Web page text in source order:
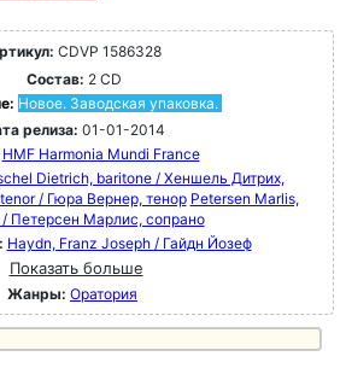
CDVP 1586328
Состав: 2 CD
Новое. Заводская упаковка.
релиза: 01-01-2014
HMF Harmonia Mundi France
Dietrich, baritone / Хеншель Дитрих,
/ Гюра Вернер, тенор Petersen Marlis,
/ Петерсен Марлис, сопрано
Haydn, Franz Joseph / Гайдн Йозеф
Показать больше
Жанры: Оратория